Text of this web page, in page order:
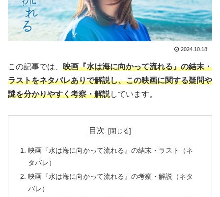
2024.10.18
この記事では、 映画『水は海に向かって流れる』の結末・
ラストをネタバレありで解説し、この映画に関する疑問や
謎を分かりやすく考察・解説しています。
目次
映画『水は海に向かって流れる』の結末・ラスト（ネ
タバレ）
映画『水は海に向かって流れる』の考察・解説（ネタ
バレ）